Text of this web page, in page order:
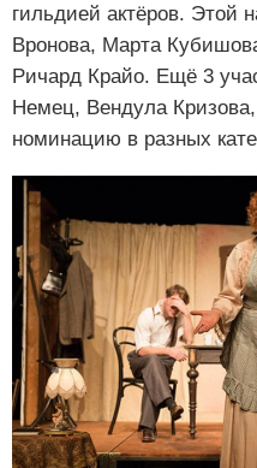
гильдией актёров. Этой
Вронова, Марта
Ричард Крайо. Ещё 3
Немец, Вендула
номинацию в разных